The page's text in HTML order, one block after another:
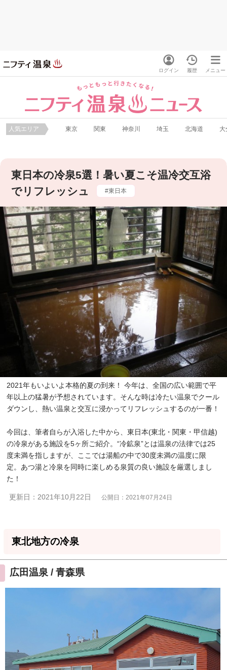
ログイン 履歴 メニュー
人気エリア 東京 関東 神奈川 埼玉 北海道 大
東日本の冷泉5選！暑い夏こそ温冷交互浴
でリフレッシュ
東日本
2021年もいよいよ本格的夏の到来！ 今年は、全国の広い範囲で平
年以上の猛暑が予想されています。そんな時は冷たい温泉でクール
ダウンし、熱い温泉と交互に浸かってリフレッシュするのが一番！
今回は、筆者自らが入浴した中から、東日本(東北・関東・甲信越)
の冷泉がある施設を5ヶ所ご紹介。“冷鉱泉”とは温泉の法律では25
度未満を指しますが、ここでは湯船の中で30度未満の温度に限
定。あつ湯と冷泉を同時に楽しめる泉質の良い施設を厳選しまし
た！
更新日：2021年10月22日 公開日：2021年07月24日
東北地方の冷泉
広田温泉 / 青森県